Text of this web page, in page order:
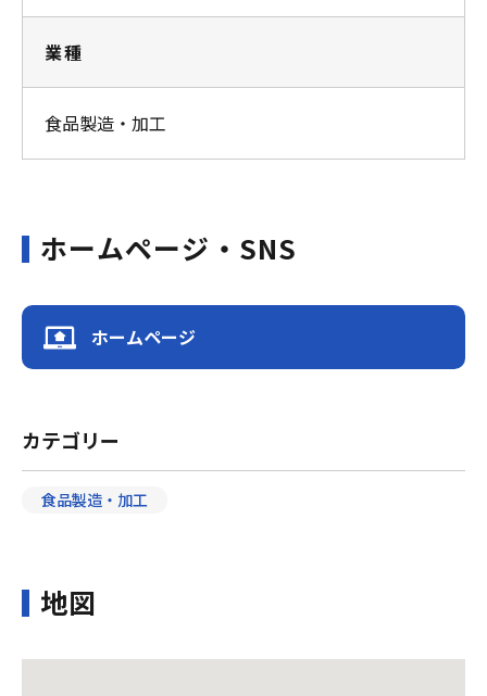
業種
食品製造・加工
ホームページ・SNS
ホームページ
カテゴリー
食品製造・加工
地図